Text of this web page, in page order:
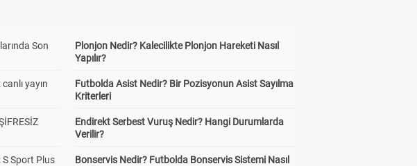
Son
yayın
Sport Plus
Plonjon Nedir? Kalecilikte Plonjon Hareketi Nasıl
Yapılır?
Futbolda Asist Nedir? Bir Pozisyonun Asist Sayılma
Kriterleri
Endirekt Serbest Vuruş Nedir? Hangi Durumlarda
Verilir?
Bonservis Nedir? Futbolda Bonservis Sistemi Nasıl